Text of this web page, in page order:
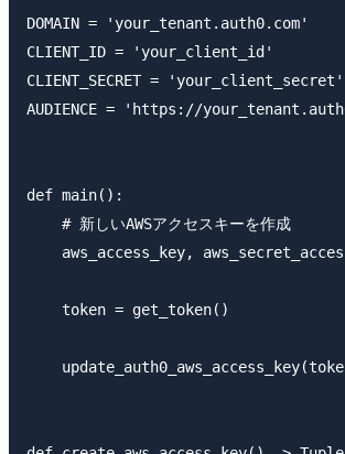
DOMAIN = 'your_tenant.auth0.com'
CLIENT_ID = 'your_client_id'
CLIENT_SECRET = 'your_client_secret'
AUDIENCE = 'https://
def main():
    # 新しいAWSアクセスキーを作成
aws_access_key,
    token = get_token()